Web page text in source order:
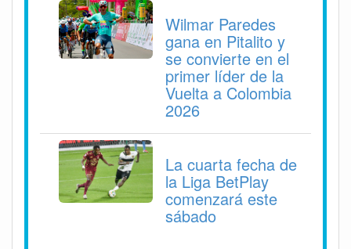
Wilmar Paredes
gana en Pitalito y
se convierte en el
primer líder de la
Vuelta a Colombia
2026
La cuarta fecha de
la Liga BetPlay
comenzará este
sábado